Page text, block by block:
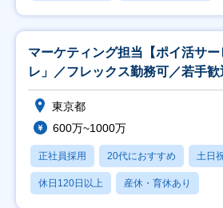
マーケティング担当【ポイ活サ
レ」／フレックス勤務可／若手歓
東京都
600万~1000万
正社員採用 20代におすすめ 土日
休日120日以上 産休・育休あり